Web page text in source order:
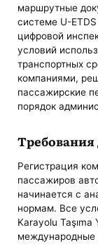
маршрутные
системе U-
цифровой
условий
транспортных
компаниями,
пассажирские
порядок
Требования
Регистрация
пассажиров
начинается с
нормам. Все
Karayolu
международные